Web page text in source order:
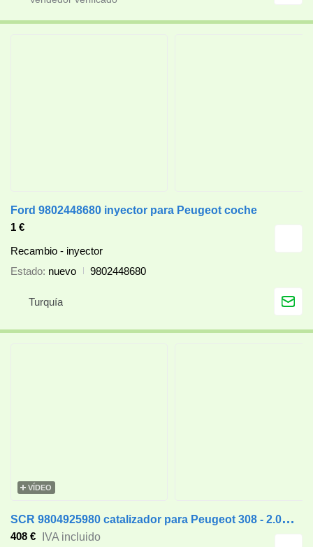
Ford 9802448680 inyector para Peugeot coche
1 €
Recambio - inyector
Estado nuevo 9802448680
Turquía
VÍDEO
S
CR 9804925980 catalizador para Peugeot 308 - 2.0HDi coche
408 €
IVA incluido